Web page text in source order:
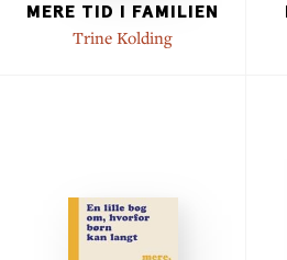
MERE TID I FAMILIEN
Trine Kolding